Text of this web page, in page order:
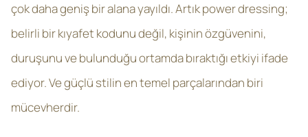
çok daha geniş bir alana yayıldı. Artık power dressing;
belirli bir kıyafet kodunu değil, kişinin özgüvenini,
duruşunu ve bulunduğu ortamda bıraktığı etkiyi ifade
ediyor. Ve güçlü stilin en temel parçalarından biri
mücevherdir.